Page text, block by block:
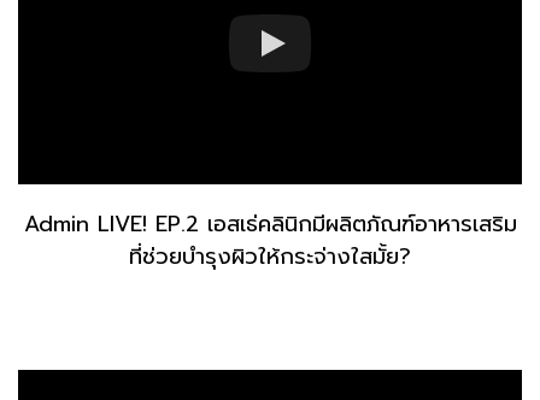
Admin LIVE! EP.2 เอสเธ่คลินิกมีผลิตภัณฑ์อาหารเสริม
ที่ช่วยบำรุงผิวให้กระจ่างใสมั้ย?